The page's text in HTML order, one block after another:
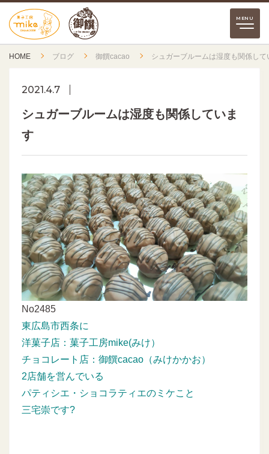
HOME ブログ 御饌cacao シュガーブルームは湿度も関係して
2021.4.7
シュガーブルームは湿度も関係していま
す
No2485
東広島市西条に
洋菓子店：菓子工房mike(みけ）
チョコレート店：御饌cacao（みけかかお）
2店舗を営んでいる
パティシエ・ショコラティエのミケこと
三宅崇です?